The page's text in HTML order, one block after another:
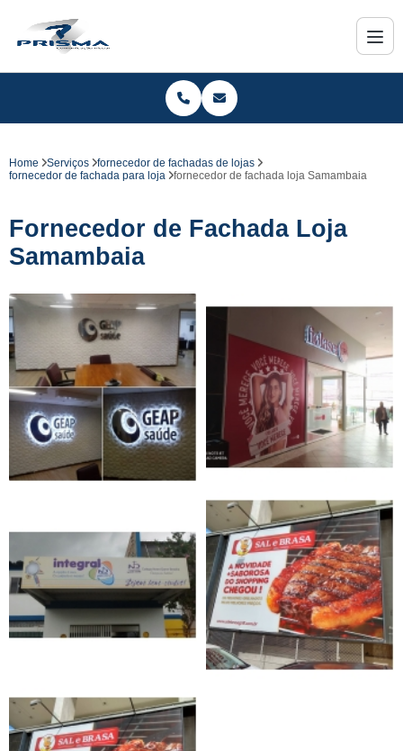
Home Serviços
fornecedor de fachadas de lojas
fornecedor de fachada para loja
fornecedor de fachada loja Samambaia
Fornecedor de Fachada Loja
Samambaia